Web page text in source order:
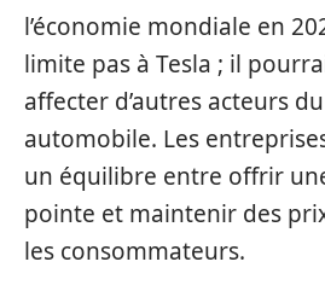
l’économie mondiale en
limite pas à Tesla ; il
affecter d’autres acteurs
automobile. Les
un équilibre entre offrir
pointe et maintenir des
les consommateurs.